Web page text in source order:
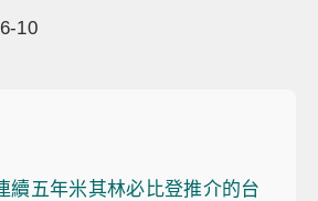
10
續五年米其林必比登推介的台